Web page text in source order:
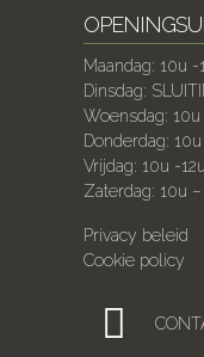
Maandag: 10u
Dinsdag:
Woensdag:
Donderdag:
Vrijdag: 10u -
Zaterdag: 10u
Privacy beleid
Cookie policy